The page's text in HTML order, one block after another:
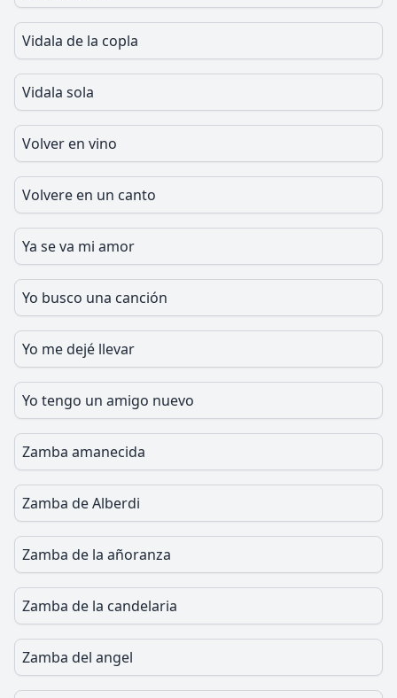
Vidala de la copla
Vidala sola
Volver en vino
Volvere en un canto
Ya se va mi amor
Yo busco una canción
Yo me dejé llevar
Yo tengo un amigo nuevo
Zamba amanecida
Zamba de Alberdi
Zamba de la añoranza
Zamba de la candelaria
Zamba del angel